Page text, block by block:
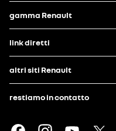
gamma Renault
link diretti
altri siti Renault
restiamo in contatto